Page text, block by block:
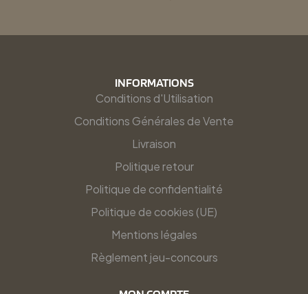
INFORMATIONS
Conditions d'Utilisation
Conditions Générales de Vente
Livraison
Politique retour
Politique de confidentialité
Politique de cookies (UE)
Mentions légales
Règlement jeu-concours